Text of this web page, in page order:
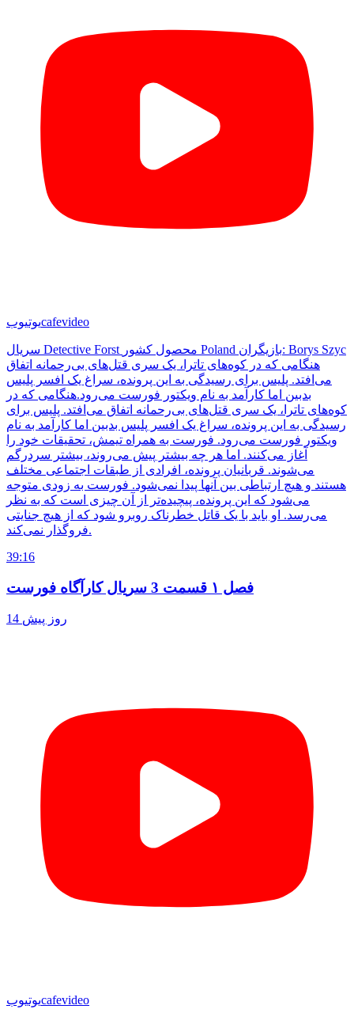
یوتیوبcafevideo
سریال Detective Forst محصول کشور Poland بازیگران: Borys Szyc
هنگامی که در کوه‌های تاترا، یک سری قتل‌های بی‌رحمانه اتفاق
می‌افتد. پلیس برای رسیدگی به این پرونده، سراغ یک افسر پلیس
بدبین اما کارآمد به نام ویکتور فورست می‌رود.هنگامی که در
کوه‌های تاترا، یک سری قتل‌های بی‌رحمانه اتفاق می‌افتد. پلیس برای
رسیدگی به این پرونده، سراغ یک افسر پلیس بدبین اما کارآمد به نام
ویکتور فورست می‌رود. فورست به همراه تیمش، تحقیقات خود را
آغاز می‌کنند. اما هر چه بیشتر پیش می‌روند، بیشتر سردرگم
می‌شوند. قربانیان پرونده، افرادی از طبقات اجتماعی مختلف
هستند و هیچ ارتباطی بین آنها پیدا نمی‌شود. فورست به زودی متوجه
می‌شود که این پرونده، پیچیده‌تر از آن چیزی است که به نظر
می‌رسد. او باید با یک قاتل خطرناک روبرو شود که از هیچ جنایتی
فروگذار نمی‌کند.
39:16
فصل ۱ قسمت 3 سریال کارآگاه فورست
14 روز پیش
یوتیوبcafevideo